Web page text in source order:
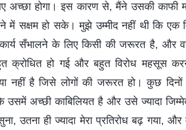
होगा। इस कारण से, मैंने उसकी काफी
में सक्षम हो सके। मुझे उम्मीद नहीं थी कि
सँभालने के लिए किसी की जरूरत है, और
क्रोधित हो गई और बहुत विरोध महसूस
नहीं है जिसे लोगों की जरूरत हो। कुछ
अच्छी काबिलियत है और उसे ज्यादा
उतना ही ज्यादा मेरा प्रतिरोध बढ़ गया,